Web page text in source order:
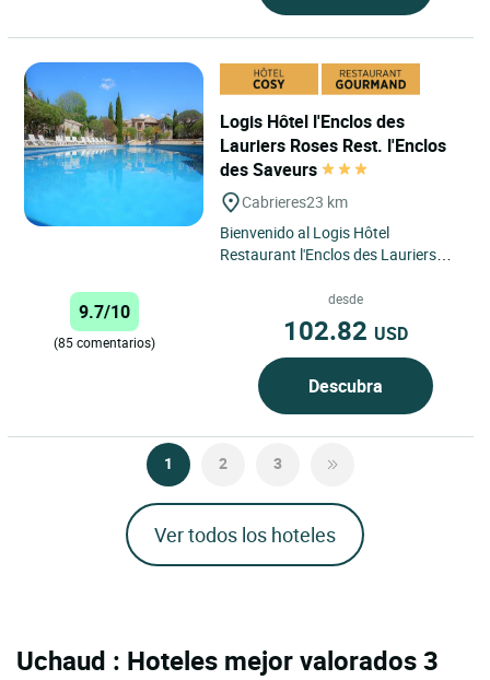
Logis Hôtel l'Enclos des
Lauriers Roses Rest. l'Enclos
des Saveurs
Cabrieres23 km
Bienvenido al Logis Hôtel
Restaurant l'Enclos des Lauriers
relajación y el descubrimiento...
9.7/10
(85 comentarios)
desde
102.82 USD
Descubra
1 2 3
Ver todos los hoteles
Uchaud : Hoteles mejor valorados 3